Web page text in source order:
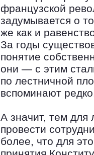
французской
задумывается о
же как и
За годы
понятие
они — с этим
по лестничной
вспоминают
А значит, тем
провести
более, что для